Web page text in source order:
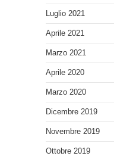
Luglio 2021
Aprile 2021
Marzo 2021
Aprile 2020
Marzo 2020
Dicembre 2019
Novembre 2019
Ottobre 2019